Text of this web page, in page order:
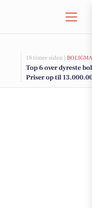
18 timer siden |
Top 6 over dyreste
Priser op til